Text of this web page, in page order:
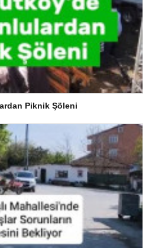
Piknik Şöleni